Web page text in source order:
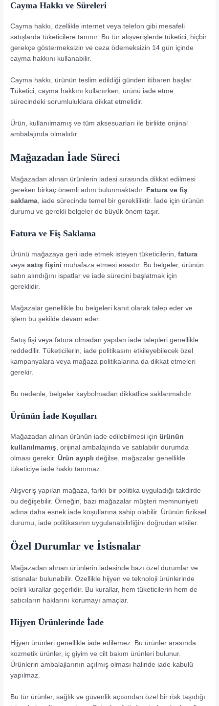
Cayma Hakkı ve Süreleri
Cayma hakkı, özellikle internet veya telefon gibi mesafeli
satışlarda tüketicilere tanınır. Bu tür alışverişlerde tüketici, hiçbir
gerekçe göstermeksizin ve ceza ödemeksizin 14 gün içinde
cayma hakkını kullanabilir.
Cayma hakkı, ürünün teslim edildiği günden itibaren başlar.
Tüketici, cayma hakkını kullanırken, ürünü iade etme
sürecindeki sorumluluklara dikkat etmelidir.
Ürün, kullanılmamış ve tüm aksesuarları ile birlikte orijinal
ambalajında olmalıdır.
Mağazadan İade Süreci
Mağazadan alınan ürünlerin iadesi sırasında dikkat edilmesi
gereken birkaç önemli adım bulunmaktadır.
Fatura ve fiş
saklama , iade sürecinde temel bir gerekliliktir. İade için ürünün
durumu ve gerekli belgeler de büyük önem taşır.
Fatura ve Fiş Saklama
Ürünü mağazaya geri iade etmek isteyen tüketicilerin,fatura
veyasatış fişini muhafaza etmesi esastır. Bu belgeler, ürünün
satın alındığını ispatlar ve iade sürecini başlatmak için
gereklidir.
Mağazalar genellikle bu belgeleri kanıt olarak talep eder ve
işlem bu şekilde devam eder.
Satış fişi veya fatura olmadan yapılan iade talepleri genellikle
reddedilir. Tüketicilerin, iade politikasını etkileyebilecek özel
kampanyalara veya mağaza politikalarına da dikkat etmeleri
gerekir.
Bu nedenle, belgeler kaybolmadan dikkatlice saklanmalıdır.
Ürünün İade Koşulları
Mağazadan alınan ürünün iade edilebilmesi için ürünün
kullanılmamış, orijinal ambalajında ve satılabilir durumda
olması gerekir.Ürün ayıplı değilse, mağazalar genellikle
tüketiciye iade hakkı tanımaz.
Alışveriş yapılan mağaza, farklı bir politika uyguladığı takdirde
bu değişebilir. Örneğin, bazı mağazalar müşteri memnuniyeti
adına daha esnek iade koşullarına sahip olabilir. Ürünün fiziksel
durumu, iade politikasının uygulanabilirliğini doğrudan etkiler.
Özel Durumlar ve İstisnalar
Mağazadan alınan ürünlerin iadesinde bazı özel durumlar ve
istisnalar bulunabilir. Özellikle hijyen ve teknoloji ürünlerinde
belirli kurallar geçerlidir. Bu kurallar, hem tüketicilerin hem de
satıcıların haklarını korumayı amaçlar.
Hijyen Ürünlerinde İade
Hijyen ürünleri genellikle iade edilemez. Bu ürünler arasında
kozmetik ürünler, iç giyim ve cilt bakım ürünleri bulunur.
Ürünlerin ambalajlarının açılmış olması halinde iade kabulü
yapılmaz.
Bu tür ürünler, sağlık ve güvenlik açısından özel bir risk taşıdığı